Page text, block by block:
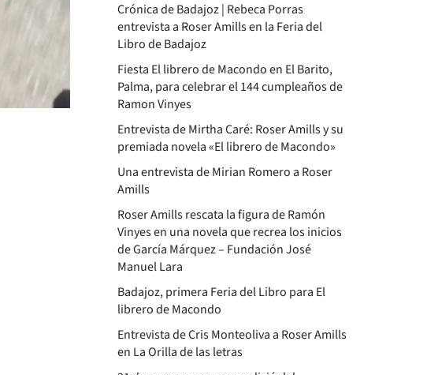
Crónica de Badajoz | Rebeca Porras
entrevista a Roser Amills en la Feria del
Libro de Badajoz
Fiesta El librero de Macondo en El Barito,
Palma, para celebrar el 144 cumpleaños de
Ramon Vinyes
Entrevista de Mirtha Caré: Roser Amills y su
premiada novela «El librero de Macondo»
Una entrevista de Mirian Romero a Roser
Amills
Roser Amills rescata la figura de Ramón
Vinyes en una novela que recrea los inicios
de García Márquez – Fundación José
Manuel Lara
Badajoz, primera Feria del Libro para El
librero de Macondo
Entrevista de Cris Monteoliva a Roser Amills
en La Orilla de las letras